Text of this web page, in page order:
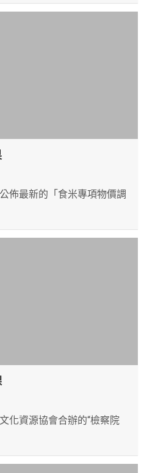
佈最新的「食米專項物價調
化資源協會合辦的“檢察院